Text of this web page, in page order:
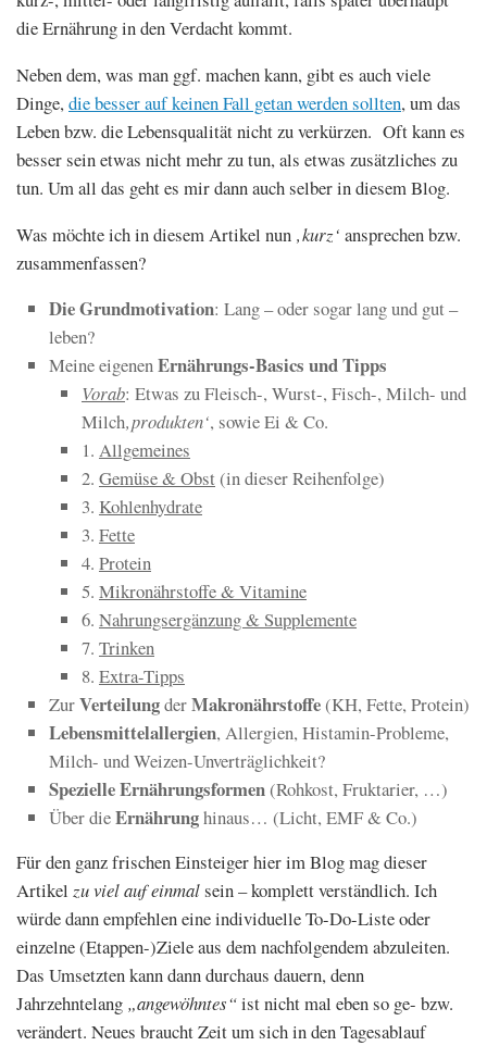
die Ernährung in den Verdacht kommt.
Neben dem, was man ggf. machen kann, gibt es auch viele
Dinge,die besser auf keinen Fall getan werden sollten, um das
Leben bzw. die Lebensqualität nicht zu verkürzen. Oft kann es
besser sein etwas nicht mehr zu tun, als etwas zusätzliches zu
tun. Um all das geht es mir dann auch selber in diesem Blog.
Was möchte ich in diesem Artikel nun ‚kurz‘ ansprechen bzw.
zusammenfassen?
Die Grundmotivation: Lang – oder sogar lang und gut –
leben?
Meine eigenenErnährungs-Basics und Tipps
Vorab: Etwas zu Fleisch-, Wurst-, Fisch-, Milch- und
Milch‚produkten‘, sowie Ei & Co.
1. Allgemeines
2. Gemüse & Obst(in dieser Reihenfolge)
3. Kohlenhydrate
3. Fette
4. Protein
5. Mikronährstoffe & Vitamine
6. Nahrungsergänzung & Supplemente
7. Trinken
8. Extra-Tipps
ZurVerteilungderMakronährstoffe(KH, Fette, Protein)
Lebensmittelallergien, Allergien, Histamin-Probleme,
Milch- und Weizen-Unverträglichkeit?
Spezielle Ernährungsformen(Rohkost, Fruktarier, …)
Über dieErnährunghinaus… (Licht, EMF & Co.)
Für den ganz frischen Einsteiger hier im Blog mag dieser
Artikel zu viel auf einmalsein – komplett verständlich. Ich
würde dann empfehlen eine individuelle To-Do-Liste oder
einzelne (Etappen-)Ziele aus dem nachfolgendem abzuleiten.
Das Umsetzten kann dann durchaus dauern, denn
Jahrzehntelang „angewöhntes“ist nicht mal eben so ge- bzw.
verändert. Neues braucht Zeit um sich in den Tagesablauf